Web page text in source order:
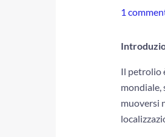
1
Il petrolio
mondiale,
muoversi